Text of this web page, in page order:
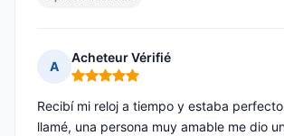
A
Acheteur Vérifié
Nota: 5 de 5
Recibí mi reloj a tiempo y estaba
llamé, una persona muy amable me dio